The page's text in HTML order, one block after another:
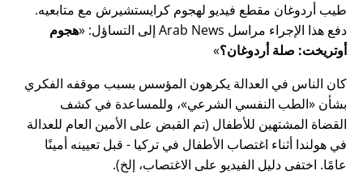
طيب أردوغان مقطع فيديو لهجوم كرايستشيرش مع متابعيه.
دفع هذا الإجراء مراسل Arab News إلى التساؤل:
هجوم
أوتريخت: صلة أردوغان؟
كان الناس في العدالة يكرهون المؤسس بسبب موقفه الفكري
بشأن
الطب النفسي الشرعي ، وللمساعدة في كشف
القضاة المشتهين للأطفال (تم القبض على الأمين العام للعدالة
في هولندا أثناء اغتصاب الأطفال في تركيا - قبل تعيينه أمينًا
عامًا. اختفى دليل الفيديو على الاغتصاب، إلخ).